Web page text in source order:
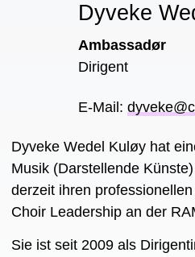
Dyveke
Ambassadør
Dirigent
E-Mail:
Dyveke Wedel Kuløy hat
Musik (Darstellende
derzeit ihren
Choir Leadership an der
Sie ist seit 2009 als